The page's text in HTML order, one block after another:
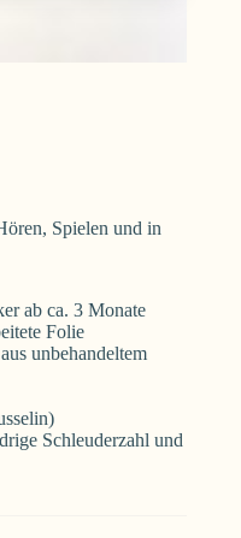
Spielen und in
ab ca. 3 Monate
Folie
unbehandeltem
Schleuderzahl und